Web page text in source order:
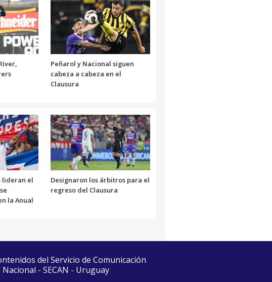
Peñarol y Nacional siguen
cabeza a cabeza en el
Clausura
lideran el
la Anual
Designaron los árbitros para el
regreso del Clausura
del Servicio de Comunicación
- SECAN - Uruguay